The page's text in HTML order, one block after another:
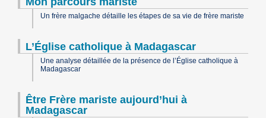
Un frère malgache détaille les étapes de sa vie de frère mariste
L’Église catholique à Madagascar
Une analyse détaillée de la présence de l’Église catholique à
Madagascar
Être Frère mariste aujourd’hui à
Madagascar